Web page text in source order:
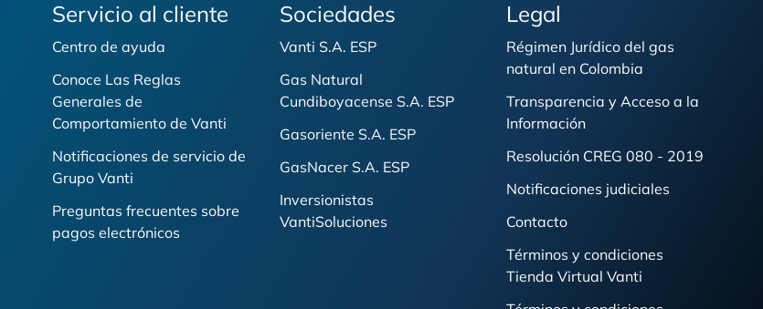
Servicio al cliente
Centro de ayuda
Conoce Las Reglas
Generales de
Comportamiento de Vanti
Notificaciones de servicio de
Grupo Vanti
Preguntas frecuentes sobre
pagos electrónicos
Sociedades
Vanti S.A. ESP
Gas Natural
Cundiboyacense S.A. ESP
Gasoriente S.A. ESP
GasNacer S.A. ESP
Inversionistas
VantiSoluciones
Legal
Régimen Jurídico del gas
natural en Colombia
Transparencia y Acceso a la
Información
Resolución CREG 080 - 2019
Notificaciones judiciales
Contacto
Términos y condiciones
Tienda Virtual Vanti